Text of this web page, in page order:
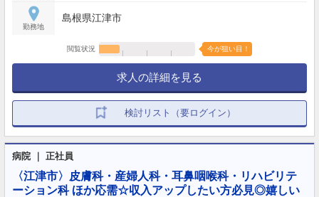
勤務地
島根県江津市
閲覧状況 今が狙い目！
求人の詳細を見る
検討リスト（要ログイン）
病院 ｜ 正社員
〈江津市〉皮膚科・産婦人科・耳鼻咽喉科・リハビリテ
ーション科 ほか応需☆収入アップしたい方必見◎嬉しい